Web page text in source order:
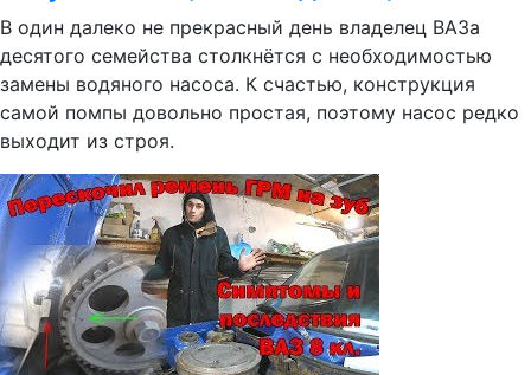
В один далеко не прекрасный день владелец ВАЗа
десятого семейства столкнётся с необходимостью
замены водяного насоса. К счастью, конструкция
самой помпы довольно простая, поэтому насос редко
выходит из строя.